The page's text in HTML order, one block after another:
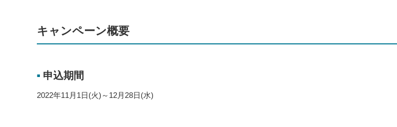
キャンペーン概要
■ 申込期間
2022年11月1日(火)～12月28日(水)